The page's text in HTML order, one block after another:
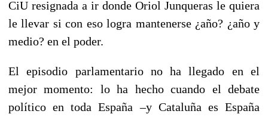
CiU resignada a ir donde Oriol Junqueras le quiera
le llevar si con eso logra mantenerse ¿año? ¿año y
medio? en el poder.
El episodio parlamentario no ha llegado en el
mejor momento: lo ha hecho cuando el debate
político en toda España –y Cataluña es España